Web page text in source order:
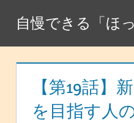
テ
自慢できる「ほ
【第19話】
を目指す人